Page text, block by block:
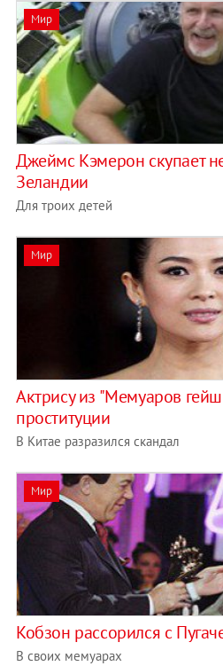
Мир
Джеймс Кэмерон скупает
Зеландии
Для троих детей
Мир
Актрису из "Мемуаров
проституции
В Китае разразился скандал
Мир
Кобзон рассорился с
В своих мемуарах